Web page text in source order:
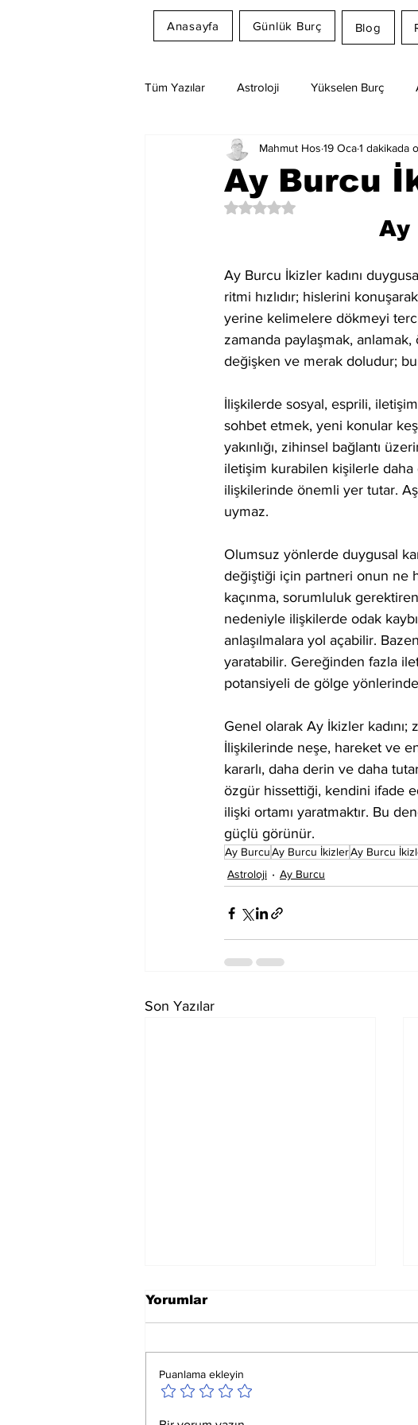
Anasayfa Günlük Burç Blog
Tüm Yazılar Astroloji Yükselen Burç
Rüya Tabirleri Ay Burcu Günlük Burç
Ay Burcu
Mahmut Hos 19 Oca1 dakikada
5 üzerinden NaN yıldız
Ay
Ay Burcu İkizler kadını
ritmi hızlıdır; hislerini
yerine kelimelere dökmeyi
zamanda paylaşmak,
değişken ve merak doludur; bu
İlişkilerde sosyal, esprili,
sohbet etmek, yeni konular
yakınlığı, zihinsel bağlantı
iletişim kurabilen kişilerle
ilişkilerinde önemli yer tutar.
uymaz.
Olumsuz yönlerde duygusal
değiştiği için partneri onun ne
kaçınma, sorumluluk
nedeniyle ilişkilerde odak
anlaşılmalara yol açabilir.
yaratabilir. Gereğinden fazla
potansiyeli de gölge
Genel olarak Ay İkizler kadını;
İlişkilerinde neşe, hareket ve
kararlı, daha derin ve daha
özgür hissettiği, kendini ifade
ilişki ortamı yaratmaktır. Bu
güçlü görünür.
Ay BurcuAy Burcu İkizlerAy Burcu
Astroloji
Ay Burcu
Son Yazılar
Ay Yay Burcunda
Yorumlar
Puanlama ekleyin